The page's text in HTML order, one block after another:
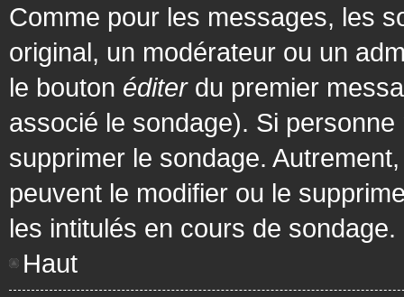
Comme pour les messages, les
original, un modérateur ou un
le bouton éditerdu premier
associé le sondage). Si personne
supprimer le sondage.
peuvent le modifier ou le
les intitulés en cours de sondage.
Haut